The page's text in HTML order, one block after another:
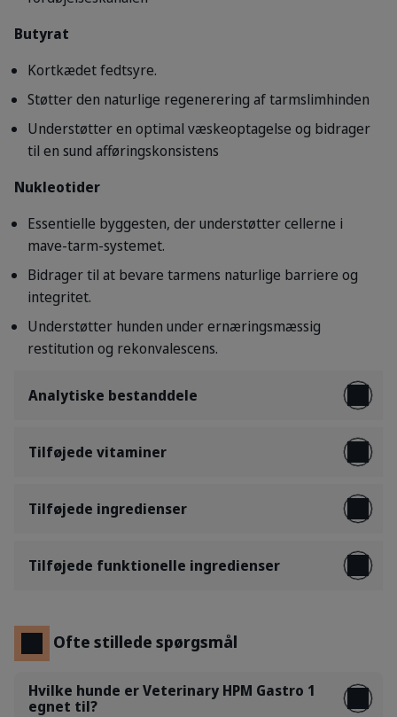
Butyrat
Kortkædet fedtsyre.
Støtter den naturlige regenerering af tarmslimhinden
Understøtter en optimal væskeoptagelse og bidrager
til en sund afføringskonsistens
Nukleotider
Essentielle byggesten, der understøtter cellerne i
mave-tarm-systemet.
Bidrager til at bevare tarmens naturlige barriere og
integritet.
Understøtter hunden under ernæringsmæssig
restitution og rekonvalescens.
Analytiske bestanddele
Tilføjede vitaminer
Tilføjede ingredienser
Tilføjede funktionelle ingredienser
Ofte stillede spørgsmål
Hvilke hunde er Veterinary HPM Gastro 1
egnet til?